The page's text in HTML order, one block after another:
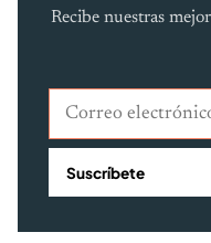
Recibe nuestras
Correo electrónico
Suscríbete